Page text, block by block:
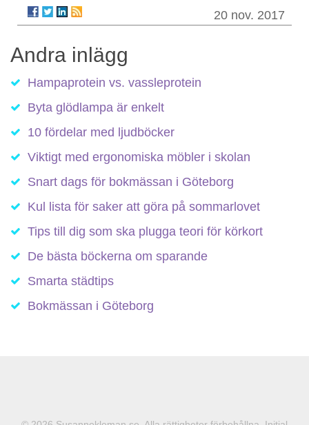
20 nov. 2017
Andra inlägg
Hampaprotein vs. vassleprotein
Byta glödlampa är enkelt
10 fördelar med ljudböcker
Viktigt med ergonomiska möbler i skolan
Snart dags för bokmässan i Göteborg
Kul lista för saker att göra på sommarlovet
Tips till dig som ska plugga teori för körkort
De bästa böckerna om sparande
Smarta städtips
Bokmässan i Göteborg